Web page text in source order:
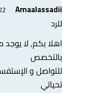
Amaalassadii
للرد
اهلا بكم, لا
بالتخصص
للتواصل و
تحياتي